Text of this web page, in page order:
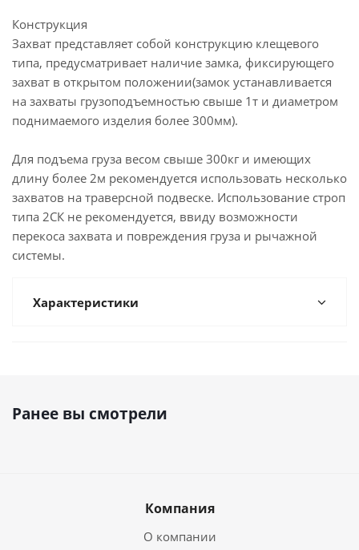
Конструкция
Захват представляет собой конструкцию клещевого
типа, предусматривает наличие замка, фиксирующего
захват в открытом положении(замок устанавливается
на захваты грузоподъемностью свыше 1т и диаметром
поднимаемого изделия более 300мм).
Для подъема груза весом свыше 300кг и имеющих
длину более 2м рекомендуется использовать несколько
захватов на траверсной подвеске. Использование строп
типа 2СК не рекомендуется, ввиду возможности
перекоса захвата и повреждения груза и рычажной
системы.
Характеристики
Ранее вы смотрели
Компания
О компании